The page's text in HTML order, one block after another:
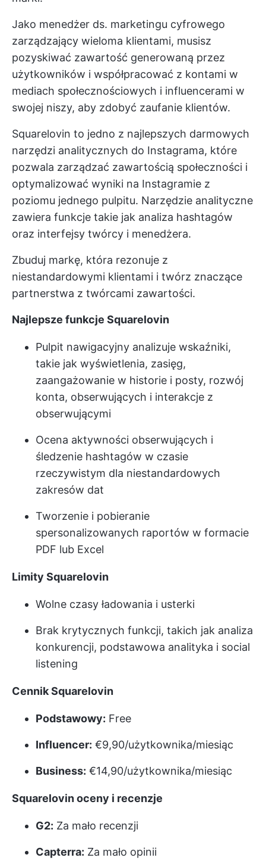
Jako menedżer ds. marketingu cyfrowego
zarządzający wieloma klientami, musisz
pozyskiwać zawartość generowaną przez
użytkowników i współpracować z kontami w
mediach społecznościowych i influencerami w
swojej niszy, aby zdobyć zaufanie klientów.
Squarelovin to jedno z najlepszych darmowych
narzędzi analitycznych do Instagrama, które
pozwala zarządzać zawartością społeczności i
optymalizować wyniki na Instagramie z
poziomu jednego pulpitu. Narzędzie analityczne
zawiera funkcje takie jak analiza hashtagów
oraz interfejsy twórcy i menedżera.
Zbuduj markę, która rezonuje z
niestandardowymi klientami i twórz znaczące
partnerstwa z twórcami zawartości.
Najlepsze funkcje Squarelovin
Pulpit nawigacyjny analizuje wskaźniki,
takie jak wyświetlenia, zasięg,
zaangażowanie w historie i posty, rozwój
konta, obserwujących i interakcje z
obserwującymi
Ocena aktywności obserwujących i
śledzenie hashtagów w czasie
rzeczywistym dla niestandardowych
zakresów dat
Tworzenie i pobieranie
spersonalizowanych raportów w formacie
PDF lub Excel
Limity Squarelovin
Wolne czasy ładowania i usterki
Brak krytycznych funkcji, takich jak analiza
konkurencji, podstawowa analityka i social
listening
Cennik Squarelovin
Podstawowy: Free
Influencer: €9,90/użytkownika/miesiąc
Business: €14,90/użytkownika/miesiąc
Squarelovin oceny i recenzje
G2: Za mało recenzji
Capterra: Za mało opinii